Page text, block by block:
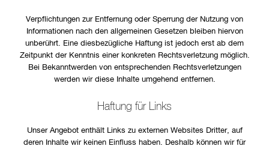
Verpflichtungen zur Entfernung oder Sperrung der Nutzung von
Informationen nach den allgemeinen Gesetzen bleiben hiervon
unberührt. Eine diesbezügliche Haftung ist jedoch erst ab dem
Zeitpunkt der Kenntnis einer konkreten Rechtsverletzung möglich.
Bei Bekanntwerden von entsprechenden Rechtsverletzungen
werden wir diese Inhalte umgehend entfernen.
Haftung für Links
Unser Angebot enthält Links zu externen Websites Dritter, auf
deren Inhalte wir keinen Einfluss haben. Deshalb können wir für